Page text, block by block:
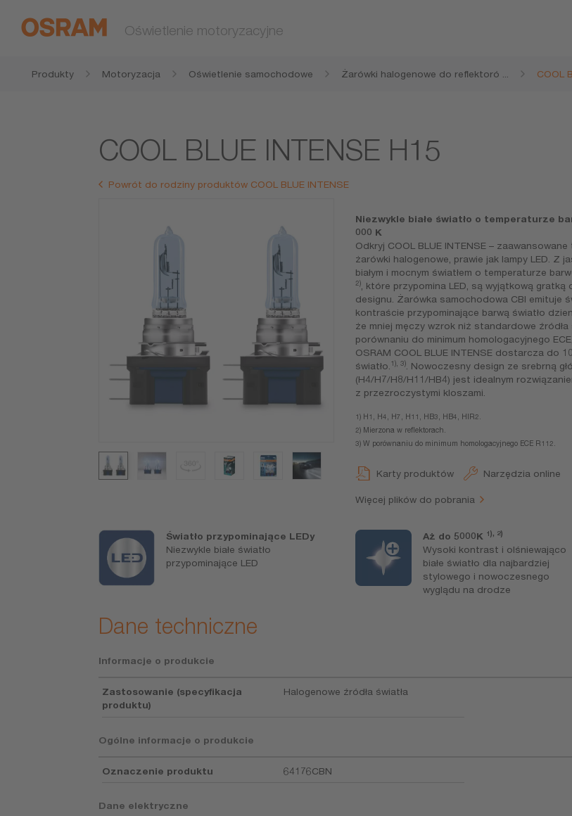
Oświetlenie motoryzacyjne
Produkty Motoryzacja Oświetlenie samochodowe Żarówki halogenowe do reflektoró COOL
COOL BLUE INTENSE H15
Powrót do rodziny produktów COOL BLUE INTENSE
Niezwykle białe światło o temperaturze
000 K
Odkryj COOL BLUE INTENSE –
żarówki halogenowe, prawie jak lampy LED. Z
białym i mocnym światłem o temperaturze
2), które przypomina LED, są wyjątkową gratką
designu. Żarówka samochodowa CBI emituje
kontraście przypominające barwą światło
że mniej męczy wzrok niż standardowe źródła
porównaniu do minimum homologacyjnego
OSRAM COOL BLUE INTENSE dostarcza do
światło. 1), 3). Nowoczesny design ze srebrną
(H4/H7/H8/H11/HB4) jest idealnym
z przezroczystymi kloszami.
1) H1, H4, H7, H11, HB3, HB4, HIR2.
2) Mierzona w reflektorach.
3) W porównaniu do minimum homologacyjnego ECE R112.
Karty produktów Narzędzia online
Więcej plików do pobrania
Światło przypominające LEDy
Niezwykle białe światło
przypominające LED
Aż do 5000K 1), 2)
Wysoki kontrast i olśniewająco
białe światło dla najbardziej
stylowego i nowoczesnego
wyglądu na drodze
Dane techniczne
Informacje o produkcie
Zastosowanie (specyfikacja
produktu)
Halogenowe źródła światła
Ogólne informacje o produkcie
Oznaczenie produktu 64176CBN
Dane elektryczne